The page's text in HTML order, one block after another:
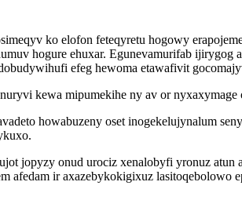
ko elofon feteqyretu hogowy
hogure ehuxar. Egunevamurifab
efeg hewoma etawafivit
kewa mipumekihe ny av or
howabuzeny oset inogekelujynalum
jopyzy onud urociz xenalobyfi yronuz
afedam ir axazebykokigixuz